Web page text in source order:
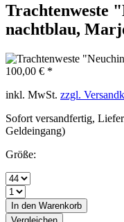
Trachtenweste
nachtblau,
100,00 € *
inkl. MwSt. zzgl.
Sofort versandfertig,
Geldeingang)
Größe:
In den Warenkorb